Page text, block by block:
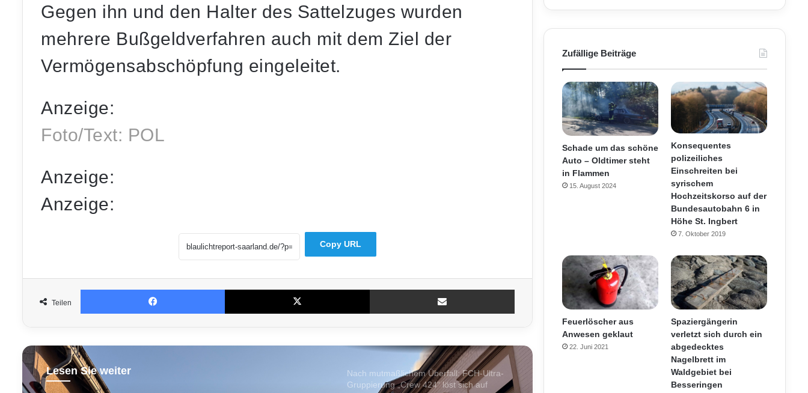
Gegen ihn und den Halter des Sattelzuges wurden
mehrere Bußgeldverfahren auch mit dem Ziel der
Vermögensabschöpfung eingeleitet.
Anzeige:
Foto/Text: POL
Anzeige:
Anzeige:
Copy URL
Teilen
Facebook X
Lesen Sie weiter
Nach mutmaßlichem Überfall: FCH-Ultra-
Gruppierung „Crew 424“ löst sich auf
Zufällige Beiträge
Schade um das schöne
Auto – Oldtimer steht
in Flammen
15. August 2024
Konsequentes
polizeiliches
Einschreiten bei
syrischem
Hochzeitskorso auf der
Bundesautobahn 6 in
Höhe St. Ingbert
7. Oktober 2019
Feuerlöscher aus
Anwesen geklaut
22. Juni 2021
Spaziergängerin
verletzt sich durch ein
abgedecktes
Nagelbrett im
Waldgebiet bei
Besseringen